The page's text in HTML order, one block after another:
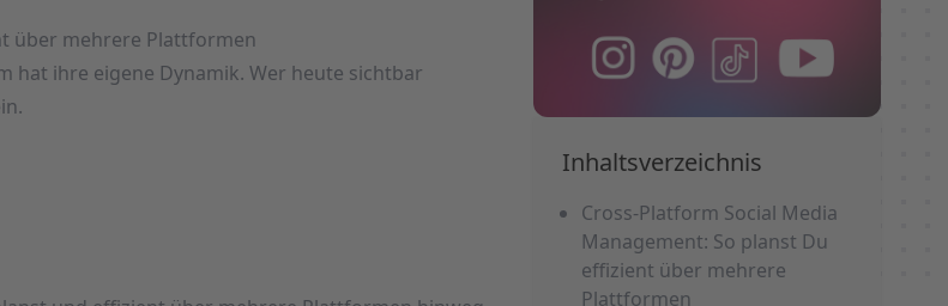
über mehrere Plattformen
hat ihre eigene Dynamik. Wer heute sichtbar
Inhaltsverzeichnis
Cross-Platform Social Media
Management: So planst Du
effizient über mehrere
Plattformen